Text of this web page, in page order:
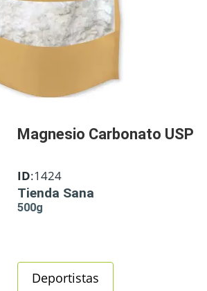
Magnesio Carbonato USP
ID:1424
Tienda Sana
500g
Deportistas